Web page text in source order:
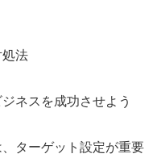
処法
ネスを成功させよう
ターゲット設定が重要